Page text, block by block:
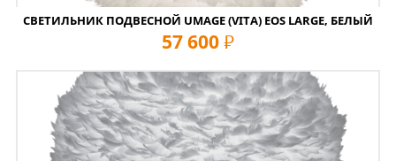
СВЕТИЛЬНИК ПОДВЕСНОЙ UMAGE (VITA) EOS LARGE, БЕЛЫЙ
57 600 руб